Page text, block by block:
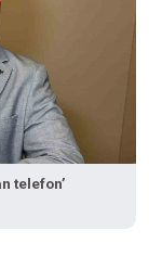
telefon’